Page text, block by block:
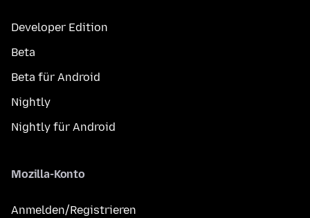
Developer Edition
Beta
Beta für Android
Nightly
Nightly für Android
Mozilla-Konto
Anmelden/Registrieren